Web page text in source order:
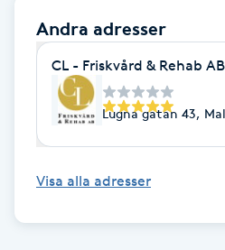
Koppningsmassage
Kosmetisk tatuering
Kostrådgivning
Kroppsinpackning
Andra adresser
CL - Friskvård &
Lugna gatan 43,
Visa alla adresser